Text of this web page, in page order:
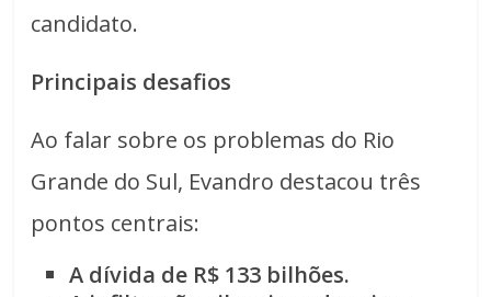
candidato.
Principais desafios
Ao falar sobre os problemas do Rio
Grande do Sul, Evandro destacou três
pontos centrais:
A dívida de R$ 133 bilhões.